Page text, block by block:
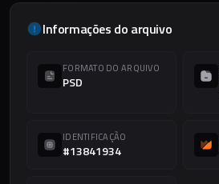
Informações do arquivo
FORMATO DO ARQUIVO
PSD
IDENTIFICAÇÃO
#13841934